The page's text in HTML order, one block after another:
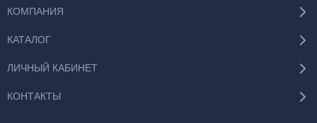
КОМПАНИЯ
КАТАЛОГ
ЛИЧНЫЙ КАБИНЕТ
КОНТАКТЫ